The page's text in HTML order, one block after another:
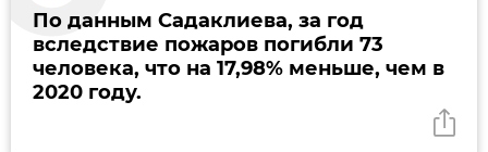
По данным Садаклиева, за год
вследствие пожаров погибли 73
человека, что на 17,98% меньше, чем в
2020 году.